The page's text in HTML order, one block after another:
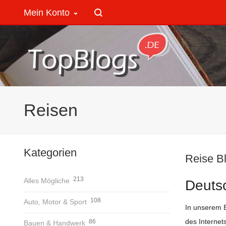
Mein Konto
Reisen
Kategorien
Alles Mögliche 213
Auto, Motor & Sport 108
Bauen & Handwerk 86
Reise
In unserem
des